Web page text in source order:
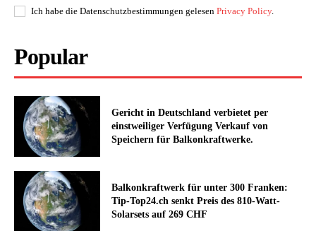
Ich habe die Datenschutzbestimmungen gelesen Privacy Policy.
Popular
Gericht in Deutschland verbietet per
einstweiliger Verfügung Verkauf von
Speichern für Balkonkraftwerke.
Balkonkraftwerk für unter 300 Franken:
Tip-Top24.ch senkt Preis des 810-Watt-
Solarsets auf 269 CHF